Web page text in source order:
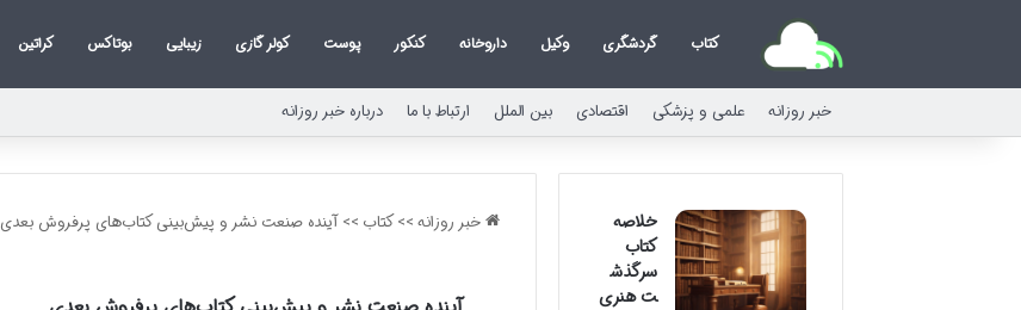
کتاب گردشگری وکیل داروخانه کنکور پوست کولر گازی زیبایی بوتاکس کراتین
خبر روزانه علمی و پزشکی اقتصادی بین الملل ارتباط با ما درباره خبر روزانه
خبر روزانه>> کتاب >> آینده صنعت نشر و پیش‌بینی کتاب‌های پرفروش بعدی
خلاصه
کتاب
سرگذش
ت هنری